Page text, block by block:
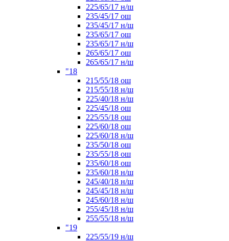
225/65/17 н/ш
235/45/17 ош
235/45/17 н/ш
235/65/17 ош
235/65/17 н/ш
265/65/17 ош
265/65/17 н/ш
"18
215/55/18 ош
215/55/18 н/ш
225/40/18 н/ш
225/45/18 ош
225/55/18 ош
225/60/18 ош
225/60/18 н/ш
235/50/18 ош
235/55/18 ош
235/60/18 ош
235/60/18 н/ш
245/40/18 н/ш
245/45/18 н/ш
245/60/18 н/ш
255/45/18 н/ш
255/55/18 н/ш
"19
225/55/19 н/ш